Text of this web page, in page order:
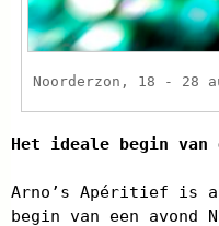
Noorderzon, 18 - 28
Het ideale begin van
Arno’s Apéritief is
begin van een avond